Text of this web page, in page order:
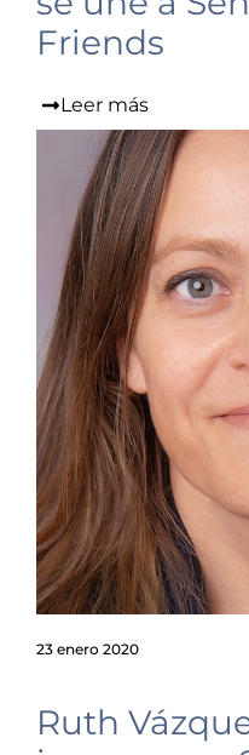
Friends
Leer más
23 enero 2020
Ruth